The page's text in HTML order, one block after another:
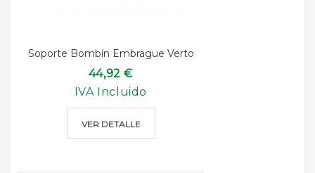
Soporte Bombín Embrague Verto
44,92 €
IVA Incluido
VER DETALLE